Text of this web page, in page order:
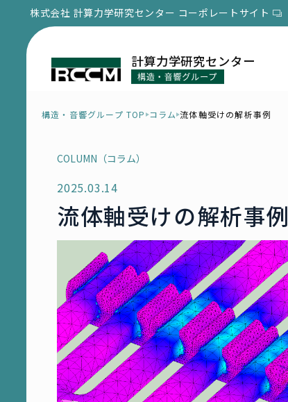
株式会社 計算力学研究センター コーポレートサイト
計算力学研究センター
構造・音響グループ TOP コラム 流体軸受けの解析事例
COLUMN（コラム）
2025.03.14
流体軸受けの解析事例